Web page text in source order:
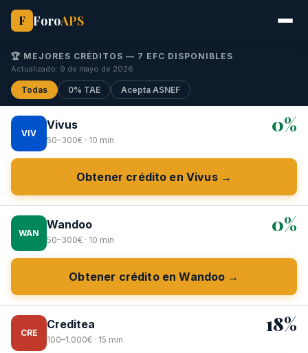
F ForoAPS
🏆 MEJORES CRÉDITOS — 7 EFC DISPONIBLES
Actualizado: 9 de mayo de 2026
Todas 0% TAE Acepta ASNEF
VIV
Vivus
50–300€ · 10 min
0%
Obtener crédito en Vivus →
WAN
Wandoo
50–300€ · 10 min
0%
Obtener crédito en Wandoo →
CRE
Creditea
100–1.000€ · 15 min
18%